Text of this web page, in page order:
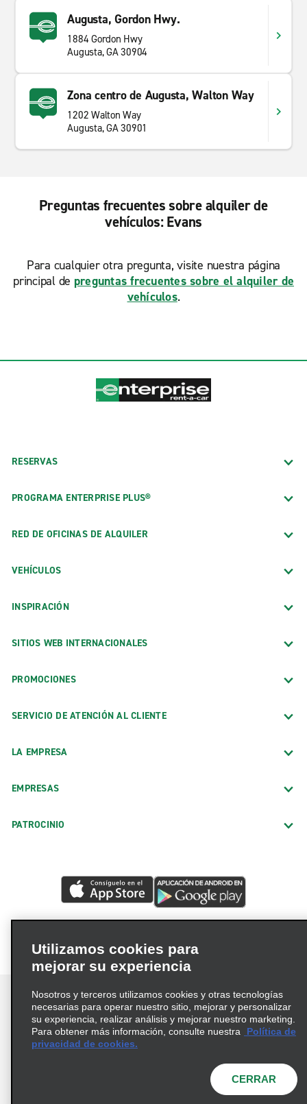
Augusta, Gordon Hwy.
1884 Gordon Hwy
Augusta, GA 30904
Zona centro de Augusta, Walton Way
1202 Walton Way
Augusta, GA 30901
Preguntas frecuentes sobre alquiler de
vehículos: Evans
Para cualquier otra pregunta, visite nuestra página
principal de preguntas frecuentes sobre el alquiler de
vehículos.
RESERVAS
PROGRAMA ENTERPRISE PLUS®
RED DE OFICINAS DE ALQUILER
VEHÍCULOS
INSPIRACIÓN
SITIOS WEB INTERNACIONALES
PROMOCIONES
SERVICIO DE ATENCIÓN AL CLIENTE
LA EMPRESA
EMPRESAS
PATROCINIO
Términos de uso
Política de privacidad
© 2026 Enterprise Holdings, Inc. Todos los derechos
Utilizamos cookies para
mejorar su experiencia
Nosotros y terceros utilizamos cookies y otras tecnologías
necesarias para operar nuestro sitio, mejorar y personalizar
su experiencia, realizar análisis y mejorar nuestro marketing.
Para obtener más información, consulte nuestra
Política de
privacidad de cookies.
CERRAR